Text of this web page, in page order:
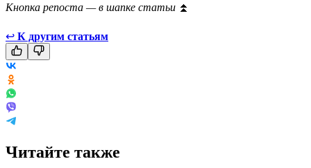
Кнопка репоста — в шапке статьи ⏫
↩ К другим статьям
Читайте также